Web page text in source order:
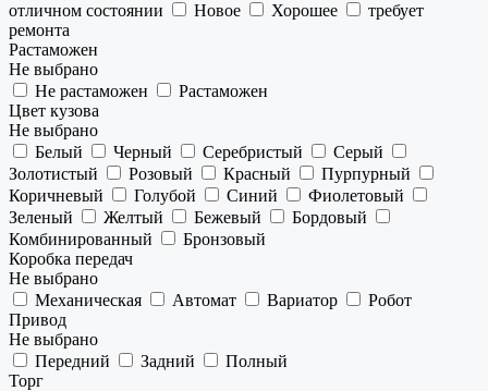
отличном состоянии
Новое Хорошее
требует
ремонта
Растаможен
Не выбрано
Не растаможен
Растаможен
Цвет кузова
Не выбрано
Белый
Черный Серебристый
Серый
Золотистый
Розовый Красный
Пурпурный
Коричневый
Голубой Синий
Фиолетовый
Зеленый
Желтый Бежевый
Бордовый
Комбинированный
Бронзовый
Коробка передач
Не выбрано
Механическая
Автомат Вариатор
Робот
Привод
Не выбрано
Передний
Задний
Полный
Торг